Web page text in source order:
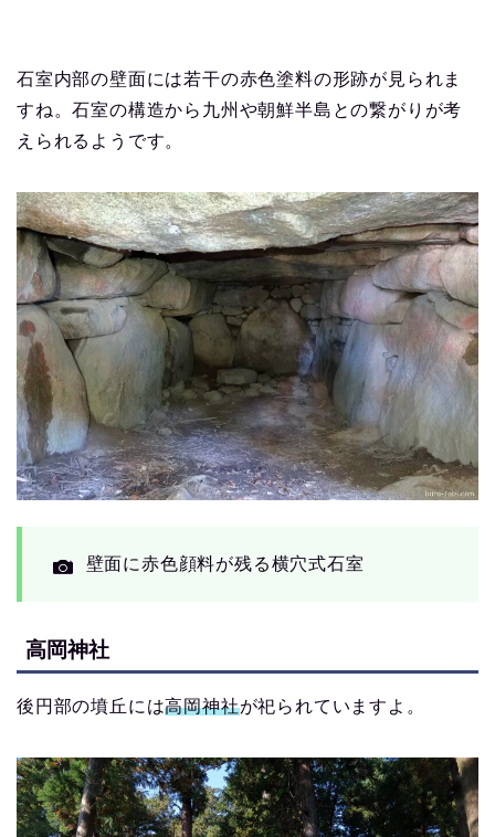
石室内部の壁面には若干の赤色塗料の形跡が見られま
すね。石室の構造から九州や朝鮮半島との繋がりが考
えられるようです。
壁面に赤色顔料が残る横穴式石室
高岡神社
後円部の墳丘には高岡神社が祀られていますよ。